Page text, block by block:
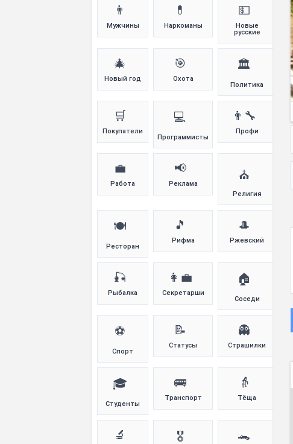
👨
Мужчины
💊
Наркоманы
💵
Новые
русские
🎄
Новый год
🎯
Охота
🏛️
Политика
🛒
Покупатели
💻
Программисты
👨‍🔧
Профи
💼
Работа
📢
Реклама
⛪
Религия
🍽️
Ресторан
🎵
Рифма
🎩
Ржевский
🎣
Рыбалка
👩‍💼
Секретарши
🏠
Соседи
⚽
Спорт
📝
Статусы
👻
Страшилки
🎓
Студенты
🚌
Транспорт
👵
Тёща
🔬 🎖️ 🐊